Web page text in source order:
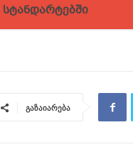
სტანდარტებში
გაზაიარება